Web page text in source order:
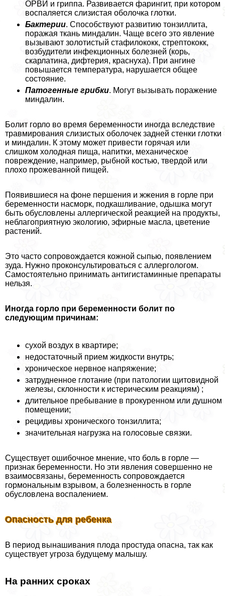
ОРВИ и гриппа. Развивается фарингит, при котором
воспаляется слизистая оболочка глотки.
Бактерии. Способствуют развитию тонзиллита,
поражая ткань миндалин. Чаще всего это явление
вызывают золотистый стафилококк, стрептококк,
возбудители инфекционных болезней (корь,
скарлатина, дифтерия, краснуха). При ангине
повышается температура, нарушается общее
состояние.
Патогенные грибки. Могут вызывать поражение
миндалин.
Болит горло во время беременности иногда вследствие
травмирования слизистых оболочек задней стенки глотки
и миндалин. К этому может привести горячая или
слишком холодная пища, напитки, механическое
повреждение, например, рыбной костью, твердой или
плохо прожеванной пищей.
Появившиеся на фоне першения и жжения в горле при
беременности насморк, подкашливание, одышка могут
быть обусловлены аллергической реакцией на продукты,
нeблагоприятную экологию, эфирные масла, цветение
растений.
Это часто сопровождается кожной сыпью, появлением
зуда. Нужно проконсультироваться с аллергологом.
Самостоятельно принимать антигистаминные препараты
нельзя.
Иногда горло при беременности болит по
следующим причинам:
сухой воздух в квартире;
недостаточный прием жидкости внутрь;
хроническое нервное напряжение;
затрудненное глотание (при патологии щитовидной
железы, склонности к истерическим реакциям) ;
длительное пребывание в прокуренном или душном
помещении;
рецидивы хронического тонзиллита;
значительная нагрузка на голосовые связки.
Существует ошибочное мнение, что боль в горле —
признак беременности. Но эти явления совершенно не
взаимосвязаны, беременность сопровождается
гормональным взрывом, а болезненность в горле
обусловлена воспалением.
Опасность для ребенка
В период вынашивания плода простуда опасна, так как
существует угроза будущему малышу.
На ранних сроках